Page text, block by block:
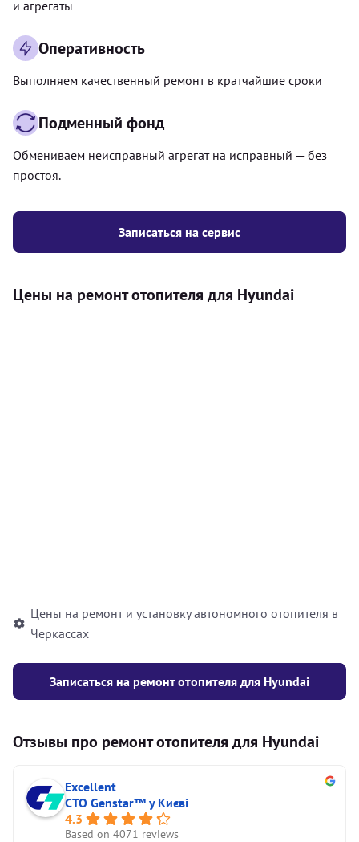
Записаться на сервис
и агрегаты
Оперативность
Выполняем качественный ремонт в кратчайшие сроки
Подменный фонд
Обмениваем неисправный агрегат на исправный — без
простоя.
Цены на ремонт отопителя для Hyundai
Цены на ремонт и установку автономного отопителя в
Черкассах
Записаться на ремонт отопителя для Hyundai
Отзывы про ремонт отопителя для Hyundai
Excellent
СТО Genstar™ у Києві
4.3
Based on 4071 reviews